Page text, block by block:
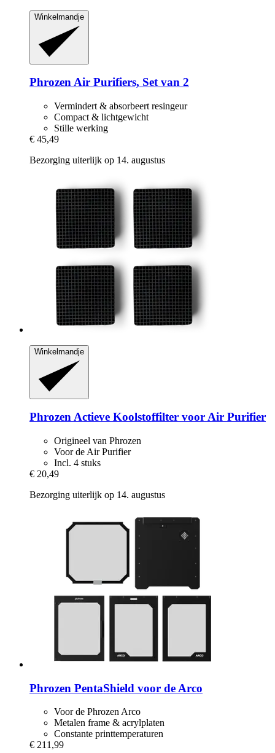
Winkelmandje
PhrozenAir Purifiers, Set van 2
Vermindert & absorbeert resingeur
Compact & lichtgewicht
Stille werking
€ 45,49
Bezorging uiterlijk op 14. augustus
Winkelmandje
PhrozenActieve Koolstoffilter voor Air Purifier
Origineel van Phrozen
Voor de Air Purifier
Incl. 4 stuks
€ 20,49
Bezorging uiterlijk op 14. augustus
Phrozen PentaShield voor de Arco
Voor de Phrozen Arco
Metalen frame & acrylplaten
Constante printtemperaturen
€ 211,99